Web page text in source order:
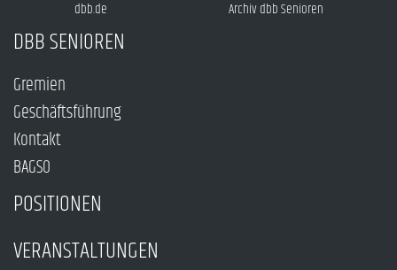
dbb.de Archiv dbb Senioren
DBB SENIOREN
Gremien
Geschäftsführung
Kontakt
BAGSO
POSITIONEN
VERANSTALTUNGEN